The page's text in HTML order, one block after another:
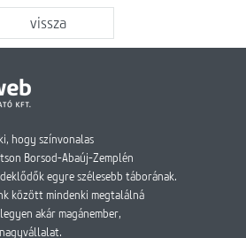
vissza
hogy színvonalas
Borsod-Abaúj-Zemplén
egyre szélesebb táborának.
között mindenki megtalálná
akár magánember,